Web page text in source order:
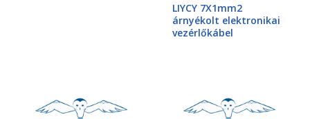
LIYCY 7X1mm2
árnyékolt elektronikai
vezérlőkábel